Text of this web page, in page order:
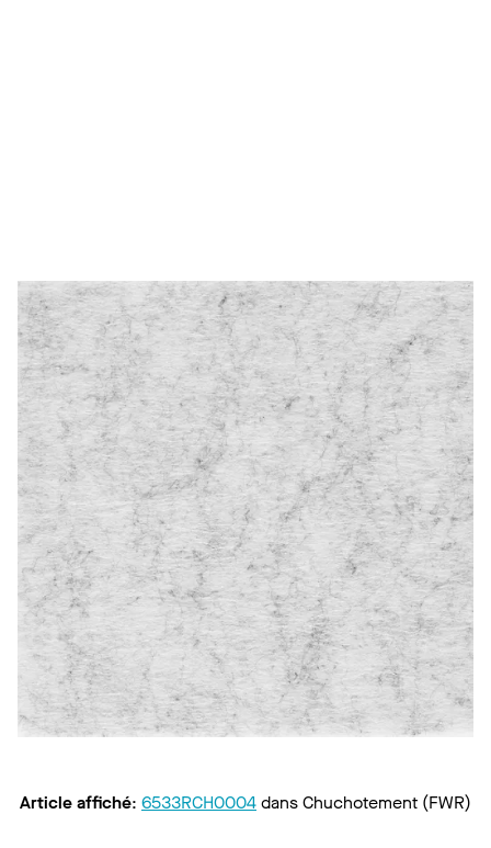
Article affiché: 6533RCH0004dansChuchotement (FWR)